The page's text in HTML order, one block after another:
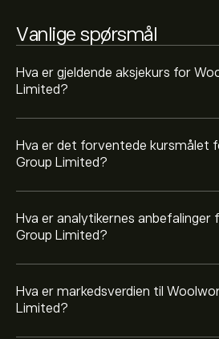
Vanlige spørsmål
Hva er gjeldende aksjekurs for
Limited?
Hva er det forventede kursmålet
Group Limited?
Hva er analytikernes
Group Limited?
Hva er markedsverdien til
Limited?